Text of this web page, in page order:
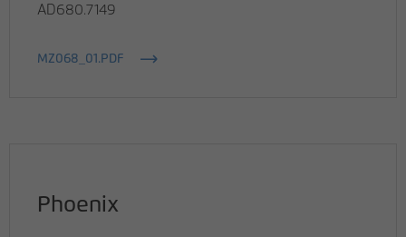
AD680.7149
MZ068_01.PDF
Phoenix